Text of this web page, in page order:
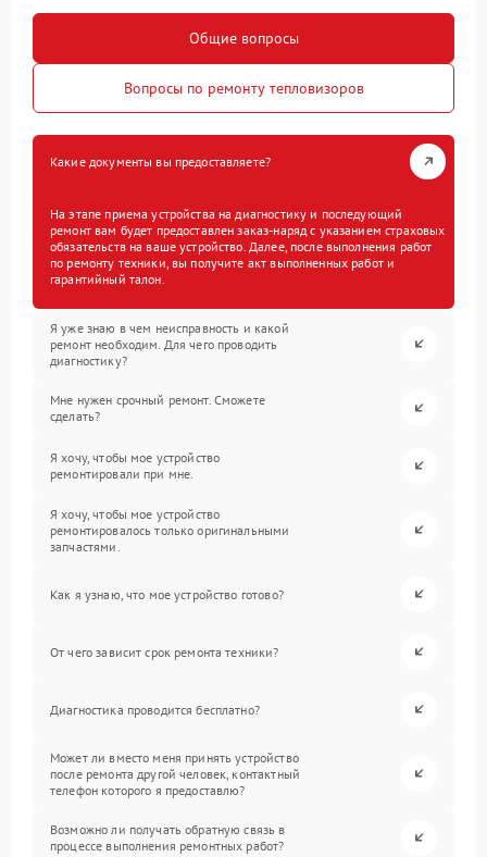
Общие вопросы
Вопросы по ремонту тепловизоров
Какие документы вы предоставляете?
На этапе приема устройства на диагностику и последующий
ремонт вам будет предоставлен заказ-наряд с указанием страховых
обязательств на ваше устройство. Далее, после выполнения работ
по ремонту техники, вы получите акт выполненных работ и
гарантийный талон.
Я уже знаю в чем неисправность и какой
ремонт необходим. Для чего проводить
диагностику?
Мне нужен срочный ремонт. Сможете
сделать?
Я хочу, чтобы мое устройство
ремонтировали при мне.
Я хочу, чтобы мое устройство
ремонтировалось только оригинальными
запчастями.
Как я узнаю, что мое устройство готово?
От чего зависит срок ремонта техники?
Диагностика проводится бесплатно?
Может ли вместо меня принять устройство
после ремонта другой человек, контактный
телефон которого я предоставлю?
Возможно ли получать обратную связь в
процессе выполнения ремонтных работ?